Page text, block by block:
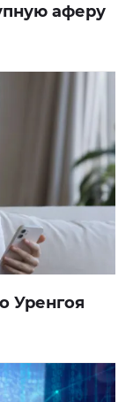
аферу
Уренгоя